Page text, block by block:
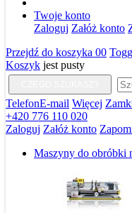
Twoje konto
Zaloguj Załóż konto
Przejdź do koszyka 00
Koszyk jest pusty
TelefonE-mail Więcej
+420 776 110 020
Zaloguj Załóż konto
Maszyny do obróbki